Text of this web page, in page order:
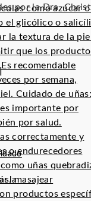
como azúcar o
el glicólico o
la textura de la
que los
recomendable
por semana,
Cuidado de
importante por
por salud.
correctamente y
o endurecedores
uñas
masajear
productos
por la Dra.
la